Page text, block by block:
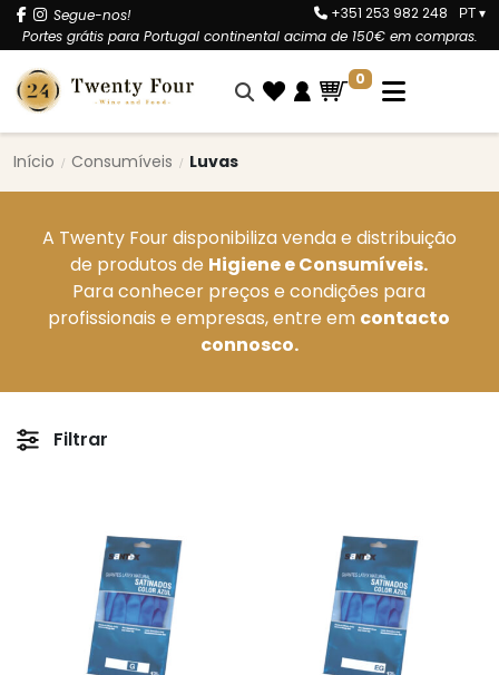
Segue-nos!
Portes grátis para Portugal continental acima de 150€ em compras.
+351 253 982 248 PT ▾
0
Início Consumíveis Luvas
A Twenty Four disponibiliza venda e distribuição
de produtos de Higiene e Consumíveis.
Para conhecer preços e condições para
profissionais e empresas, entre em contacto
connosco.
Filtrar